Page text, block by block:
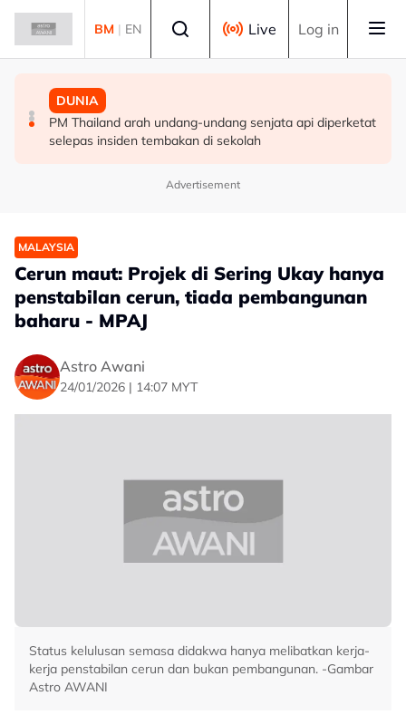
Skip to main content
BM | EN Live Log in
MALAYSIA
Berita tempatan pilihan sepanjang hari ini
MALAYSIA
Pengacara, ahli perniagaan ditahan bantu siasatan
audio siar sentuh isu sensitiviti agama
DUNIA
PM Thailand arah undang-undang senjata api diperketat
selepas insiden tembakan di sekolah
Advertisement
MALAYSIA
Cerun maut: Projek di Sering Ukay hanya
penstabilan cerun, tiada pembangunan
baharu - MPAJ
Astro Awani
24/01/2026 | 14:07 MYT
Status kelulusan semasa didakwa hanya melibatkan kerja-
kerja penstabilan cerun dan bukan pembangunan. -Gambar
Astro AWANI